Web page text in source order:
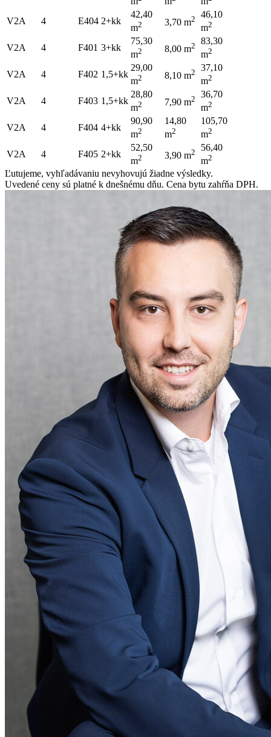
V2A 4 E404 2+kk
42,40
m2 3,70 m2
46,10
m2
V2A 4 F401 3+kk
75,30
m2 8,00 m2
83,30
m2
V2A 4 F402 1,5+kk
29,00
m2 8,10 m2
37,10
m2
V2A 4 F403 1,5+kk
28,80
m2 7,90 m2
36,70
m2
V2A 4 F404 4+kk
90,90
m2
14,80
m2
105,70
m2
V2A 4 F405 2+kk
52,50
m2 3,90 m2
56,40
m2
Ľutujeme, vyhľadávaniu nevyhovujú žiadne výsledky.
Uvedené ceny sú platné k dnešnému dňu. Cena bytu zahŕňa DPH.